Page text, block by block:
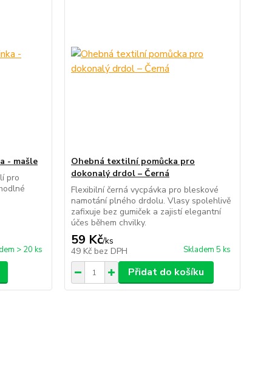
- mašle
pro
> 20 ks
Ohebná textilní pomůcka pro
dokonalý drdol – Černá
Flexibilní černá vycpávka pro bleskové
namotání plného drdolu. Vlasy spolehlivě
zafixuje bez gumiček a zajistí elegantní
účes během chvilky.
59 Kč/ks
49 Kč bez DPH Skladem 5 ks
Přidat do košíku